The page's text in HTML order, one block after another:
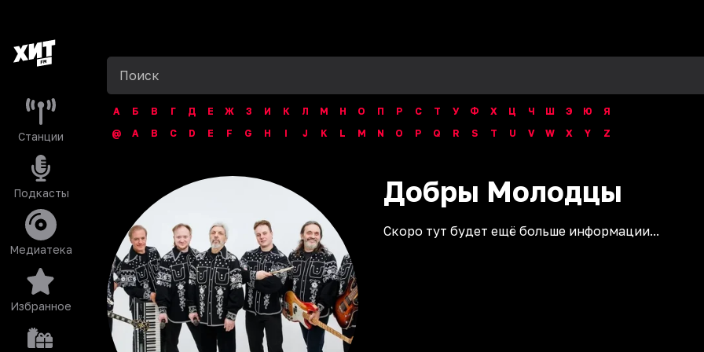
Станции
Подкасты
Медиатека
Избранное
А Б В Г Д Е Ж З И К Л М Н О П Р С Т У Ф Х Ц Ч Ш Э Ю
Я
@
A B C D E F G H I J K L M N O P Q R S T U V W X Y Z
Добры Молодцы
Скоро тут будет ещё больше информации...